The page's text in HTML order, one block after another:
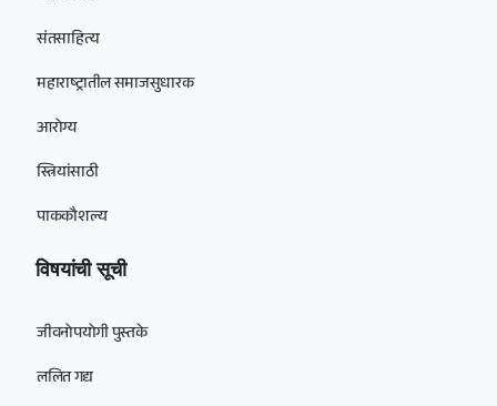
संतसाहित्य
महाराष्ट्रातील समाजसुधारक
आरोग्य
स्त्रियांसाठी
पाककौशल्य
विषयांची सूची
जीवनोपयोगी पुस्तके
ललित गद्य